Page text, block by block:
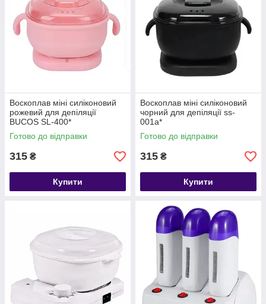
Воскоплав міні силіконовий
рожевий для депіляції
BUCOS SL-400*
Готово до відправки
315 ₴
Купити
Воскоплав міні силіконовий
чорний для депіляції ss-
001a*
Готово до відправки
315 ₴
Купити